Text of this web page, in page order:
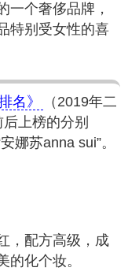
一个奢侈品牌，
特别受女性的喜
名》
（2019年二
后上榜的分别
娜苏anna sui”。
，配方高级，成
的化个妆。